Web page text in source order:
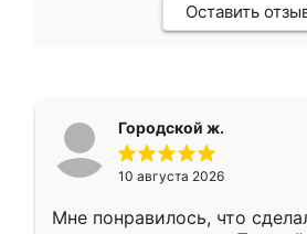
Оставить
Городской ж.
10 августа 2026
Мне понравилось, что